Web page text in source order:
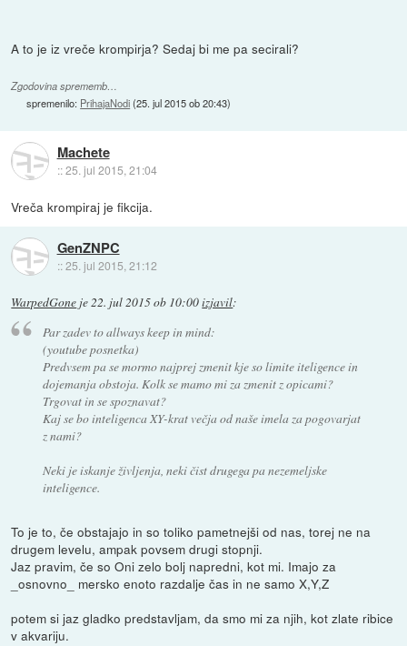
A to je iz vreče krompirja? Sedaj bi me pa secirali?
Zgodovina sprememb…
spremenilo: PrihajaNodi(25. jul 2015 ob 20:43)
Machete
::25. jul 2015, 21:04
Vreča krompiraj je fikcija.
GenZNPC
::25. jul 2015, 21:12
WarpedGone je22. jul 2015 ob 10:00izjavil:
Par zadev to allways keep in mind:
(youtube posnetka)
Predvsem pa se mormo najprej zmenit kje so limite iteligence in
dojemanja obstoja. Kolk se mamo mi za zmenit z opicami?
Trgovat in se spoznavat?
Kaj se bo inteligenca XY-krat večja od naše imela za pogovarjat
z nami?
Neki je iskanje življenja, neki čist drugega pa nezemeljske
inteligence.
To je to, če obstajajo in so toliko pametnejši od nas, torej ne na
drugem levelu, ampak povsem drugi stopnji.
Jaz pravim, če so Oni zelo bolj napredni, kot mi. Imajo za
_osnovno_ mersko enoto razdalje čas in ne samo X,Y,Z
potem si jaz gladko predstavljam, da smo mi za njih, kot zlate ribice
v akvariju.